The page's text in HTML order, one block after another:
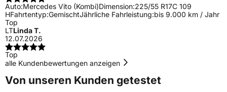
Auto:Mercedes Vito (Kombi)Dimension:225/55 R17C 109
HFahrtentyp:GemischtJährliche Fahrleistung:bis 9.000 km / Jahr
Top
LTLinda T.
12.07.2026
Top
alle Kundenbewertungen anzeigen
Von unseren Kunden getestet